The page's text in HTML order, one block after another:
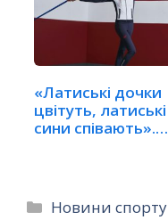
«Латиські дочки
цвітуть, латиські
сини співають».…
Категорії
Новини спорту